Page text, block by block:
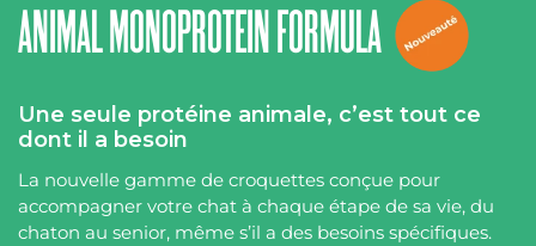
ANIMAL MONOPROTEIN FORMULA
Une seule protéine animale, c’est tout ce
dont il a besoin
La nouvelle gamme de croquettes conçue pour
accompagner votre chat à chaque étape de sa vie, du
chaton au senior, même s’il a des besoins spécifiques.